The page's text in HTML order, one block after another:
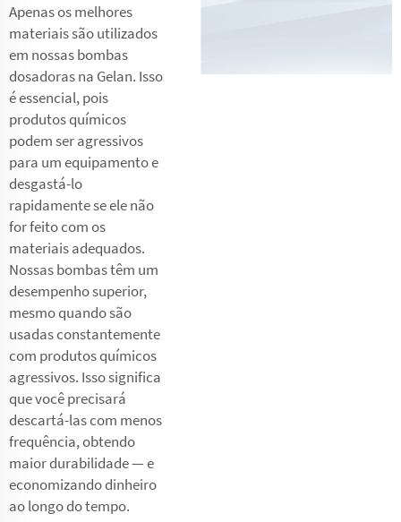
Apenas os melhores
materiais são utilizados
em nossas bombas
dosadoras na Gelan. Isso
é essencial, pois
produtos químicos
podem ser agressivos
para um equipamento e
desgastá-lo
rapidamente se ele não
for feito com os
materiais adequados.
Nossas bombas têm um
desempenho superior,
mesmo quando são
usadas constantemente
com produtos químicos
agressivos. Isso significa
que você precisará
descartá-las com menos
frequência, obtendo
maior durabilidade — e
economizando dinheiro
ao longo do tempo.